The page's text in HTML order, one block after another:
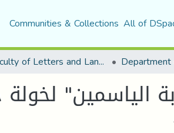
Communities & Collections All of
Faculty of Letters and Languages
الياسمين"